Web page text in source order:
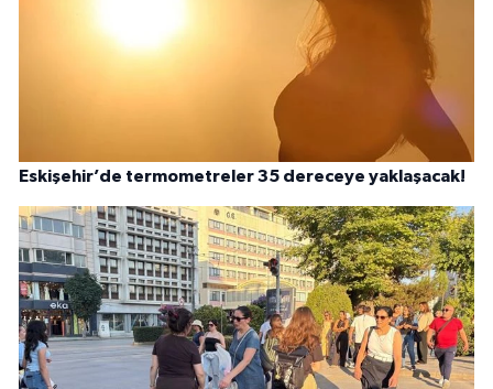
Eskişehir’de termometreler 35 dereceye yaklaşacak!